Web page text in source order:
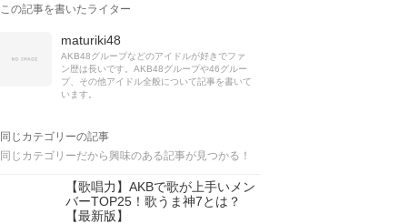
この記事を書いたライター
maturiki48
AKB48グループなどのアイドルが好きでファ
ン歴は長いです。AKB48グループや46グルー
プ、その他アイドル全般について記事を書いて
います。
同じカテゴリーの記事
同じカテゴリーだから興味のある記事が見つかる！
【歌唱力】AKBで歌が上手いメン
バーTOP25！歌うま神7とは？
【最新版】